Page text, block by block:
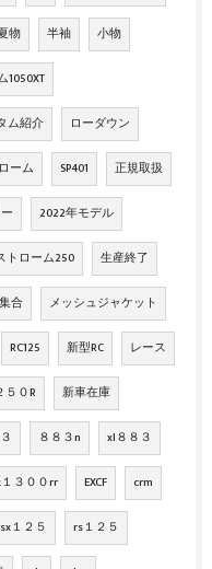
物 半袖 小物
1050XT
ム紹介 ローダウン
ーム SP401 正規取扱
2022年モデル
トローム250 生産終了
合 メッシュジャケット
RC125 新型RC レース
５０R 新車在庫
８８３n xl８８３
３００rr EXCF crm
１２５ rs１２５